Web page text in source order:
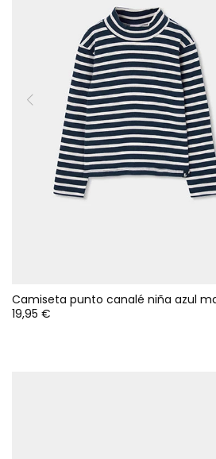
19,95 €